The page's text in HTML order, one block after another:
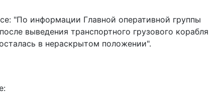
"По информации Главной оперативной группы
выведения транспортного грузового корабля
в нераскрытом положении".